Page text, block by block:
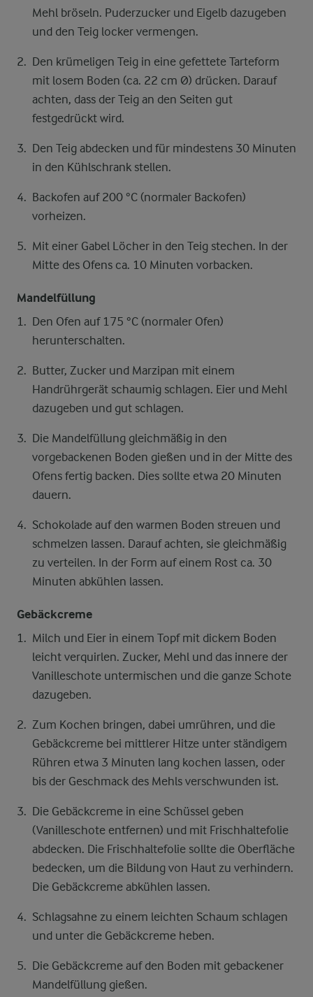
Mehl bröseln. Puderzucker und Eigelb dazugeben
und den Teig locker vermengen.
Den krümeligen Teig in eine gefettete Tarteform
mit losem Boden (ca. 22 cm Ø) drücken. Darauf
achten, dass der Teig an den Seiten gut
festgedrückt wird.
Den Teig abdecken und für mindestens 30 Minuten
in den Kühlschrank stellen.
Backofen auf 200 °C (normaler Backofen)
vorheizen.
Mit einer Gabel Löcher in den Teig stechen. In der
Mitte des Ofens ca. 10 Minuten vorbacken.
Mandelfüllung
Den Ofen auf 175 °C (normaler Ofen)
herunterschalten.
Butter, Zucker und Marzipan mit einem
Handrührgerät schaumig schlagen. Eier und Mehl
dazugeben und gut schlagen.
Die Mandelfüllung gleichmäßig in den
vorgebackenen Boden gießen und in der Mitte des
Ofens fertig backen. Dies sollte etwa 20 Minuten
dauern.
Schokolade auf den warmen Boden streuen und
schmelzen lassen. Darauf achten, sie gleichmäßig
zu verteilen. In der Form auf einem Rost ca. 30
Minuten abkühlen lassen.
Gebäckcreme
Milch und Eier in einem Topf mit dickem Boden
leicht verquirlen. Zucker, Mehl und das innere der
Vanilleschote untermischen und die ganze Schote
dazugeben.
Zum Kochen bringen, dabei umrühren, und die
Gebäckcreme bei mittlerer Hitze unter ständigem
Rühren etwa 3 Minuten lang kochen lassen, oder
bis der Geschmack des Mehls verschwunden ist.
Die Gebäckcreme in eine Schüssel geben
(Vanilleschote entfernen) und mit Frischhaltefolie
abdecken. Die Frischhaltefolie sollte die Oberfläche
bedecken, um die Bildung von Haut zu verhindern.
Die Gebäckcreme abkühlen lassen.
Schlagsahne zu einem leichten Schaum schlagen
und unter die Gebäckcreme heben.
Die Gebäckcreme auf den Boden mit gebackener
Mandelfüllung gießen.